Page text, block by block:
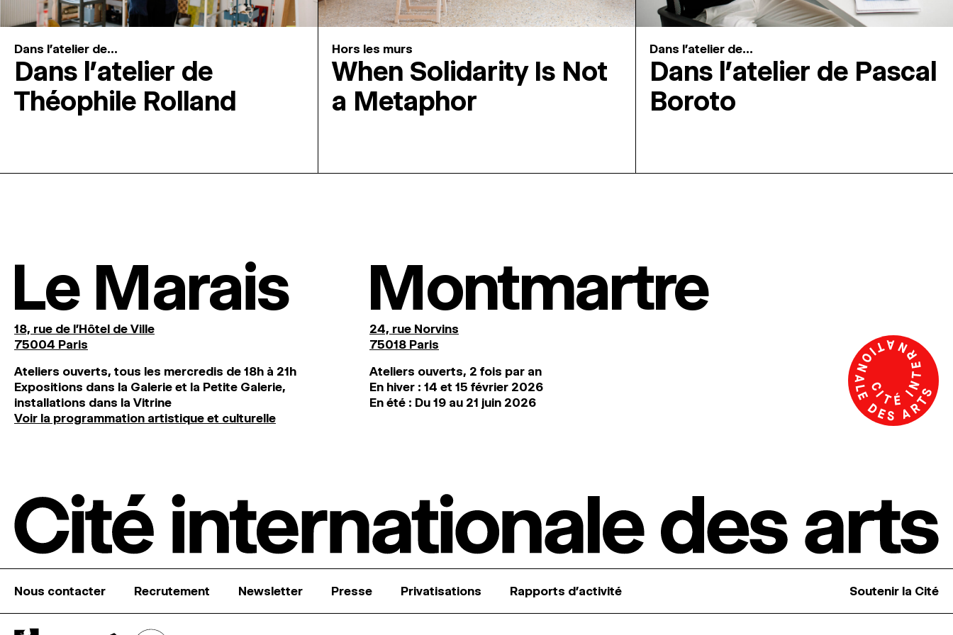
Dans l'atelier de...
Dans l’atelier de
Théophile Rolland
Hors les murs
When Solidarity Is Not
a Metaphor
Dans l'atelier de...
Dans l’atelier de Pascal
Boroto
Le Marais
18, rue de l'Hôtel de Ville
75004 Paris
Ateliers ouverts, tous les mercredis de 18h à 21h
Expositions dans la Galerie et la Petite Galerie,
installations dans la Vitrine
Voir la programmation artistique et culturelle
Montmartre
24, rue Norvins
75018 Paris
Ateliers ouverts, 2 fois par an
En hiver : 14 et 15 février 2026
En été : Du 19 au 21 juin 2026
Nous contacter Recrutement Newsletter Presse Privatisations Rapports d’activité Soutenir la Cité